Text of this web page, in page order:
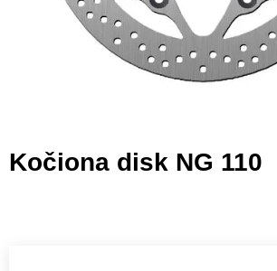
Kočiona disk NG 110